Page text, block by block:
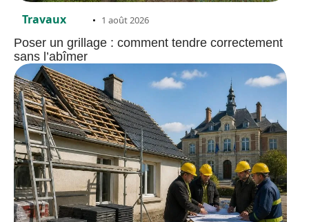
Travaux 1 août 2026
Poser un grillage : comment tendre correctement
sans l’abîmer